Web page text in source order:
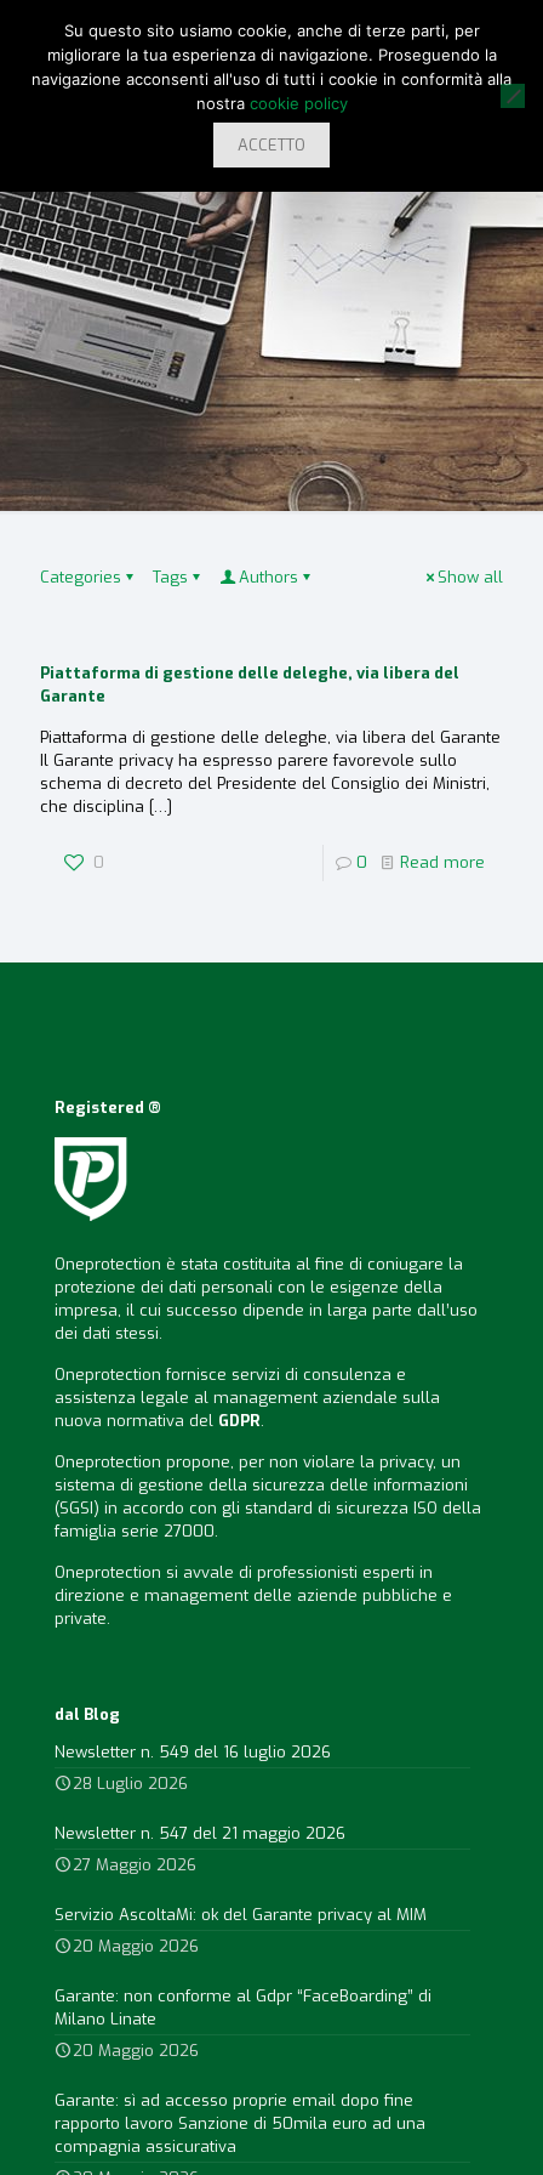
Categories Tags Authors Show all
Piattaforma di gestione delle deleghe, via libera del
Garante
Piattaforma di gestione delle deleghe, via libera del Garante
Il Garante privacy ha espresso parere favorevole sullo
schema di decreto del Presidente del Consiglio dei Ministri,
che disciplina […]
0 0 Read more
Registered ®
Oneprotection è stata costituita al fine di coniugare la
protezione dei dati personali con le esigenze della
impresa, il cui successo dipende in larga parte dall’uso
dei dati stessi.
Oneprotection fornisce servizi di consulenza e
assistenza legale al management aziendale sulla
nuova normativa del GDPR.
Oneprotection propone, per non violare la privacy, un
sistema di gestione della sicurezza delle informazioni
(SGSI) in accordo con gli standard di sicurezza ISO della
famiglia serie 27000.
Oneprotection si avvale di professionisti esperti in
direzione e management delle aziende pubbliche e
private.
dal Blog
Newsletter n. 549 del 16 luglio 2026
28 Luglio 2026
Newsletter n. 547 del 21 maggio 2026
27 Maggio 2026
Servizio AscoltaMi: ok del Garante privacy al MIM
20 Maggio 2026
Garante: non conforme al Gdpr “FaceBoarding” di
Milano Linate
20 Maggio 2026
Garante: sì ad accesso proprie email dopo fine
rapporto lavoro Sanzione di 50mila euro ad una
compagnia assicurativa
Su questo sito usiamo cookie, anche di terze parti, per
migliorare la tua esperienza di navigazione. Proseguendo la
navigazione acconsenti all'uso di tutti i cookie in conformità alla
nostra cookie policy
ACCETTO